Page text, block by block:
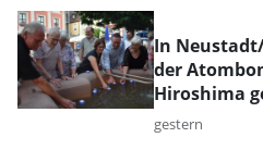
In
der
Hiroshima
gestern